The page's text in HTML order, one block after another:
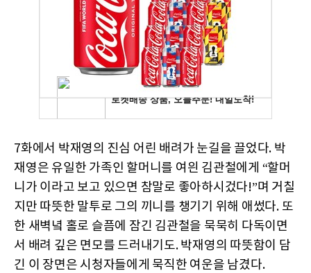
7화에서 박재영의 진심 어린 배려가 눈길을 끌었다. 박
재영은 유일한 가족인 할머니를 여읜 김관철에게 “할머
니가 이라고 보고 있으면 참말로 좋아하시겄다!”며 거칠
지만 따뜻한 말투로 그의 끼니를 챙기기 위해 애썼다. 또
한 새벽녘 홀로 슬픔에 잠긴 김관철을 묵묵히 다독이면
서 배려 깊은 면모를 드러내기도. 박재영의 따뜻함이 담
긴 이 장면은 시청자들에게 묵직한 여운을 남겼다.